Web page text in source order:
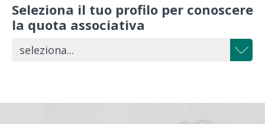
Seleziona il tuo profilo per conoscere
la quota associativa